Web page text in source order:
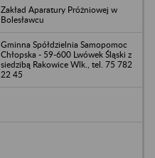
Zakład Aparatury Próżniowej w
Bolesławcu
Gminna Spółdzielnia Samopomoc
Chłopska - 59-600 Lwówek Śląski z
siedzibą Rakowice Wlk., tel. 75 782
22 45